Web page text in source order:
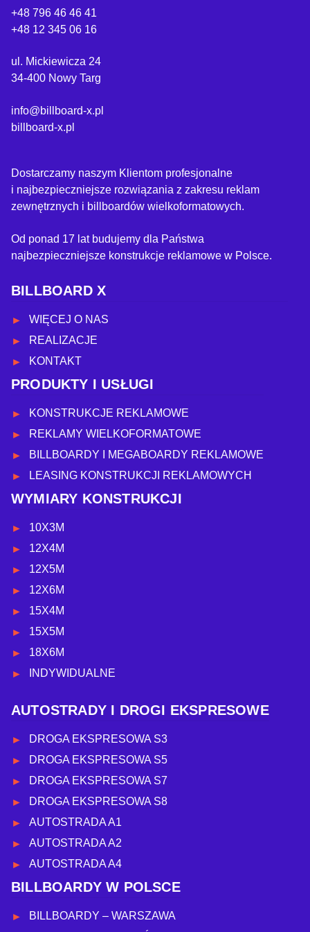
+48 796 46 46 41
+48 12 345 06 16
ul. Mickiewicza 24
34-400 Nowy Targ
info@billboard-x.pl
billboard-x.pl
Dostarczamy naszym Klientom profesjonalne
i najbezpieczniejsze rozwiązania z zakresu reklam
zewnętrznych i billboardów wielkoformatowych.
Od ponad 17 lat budujemy dla Państwa
najbezpieczniejsze konstrukcje reklamowe w Polsce.
BILLBOARD X
WIĘCEJ O NAS
REALIZACJE
KONTAKT
PRODUKTY I USŁUGI
KONSTRUKCJE REKLAMOWE
REKLAMY WIELKOFORMATOWE
BILLBOARDY I MEGABOARDY REKLAMOWE
LEASING KONSTRUKCJI REKLAMOWYCH
WYMIARY KONSTRUKCJI
10X3M
12X4M
12X5M
12X6M
15X4M
15X5M
18X6M
INDYWIDUALNE
AUTOSTRADY I DROGI EKSPRESOWE
DROGA EKSPRESOWA S3
DROGA EKSPRESOWA S5
DROGA EKSPRESOWA S7
DROGA EKSPRESOWA S8
AUTOSTRADA A1
AUTOSTRADA A2
AUTOSTRADA A4
BILLBOARDY W POLSCE
BILLBOARDY – WARSZAWA